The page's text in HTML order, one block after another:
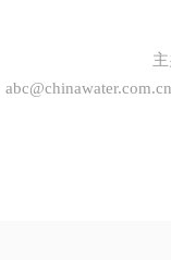
abc@chinawater.com.cn